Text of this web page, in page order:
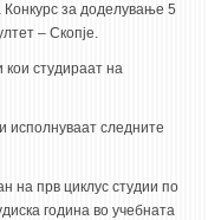
за доделување 5
– Скопје.
кои студираат на
исполнуваат следните
на прв циклус студии по
година во учебната